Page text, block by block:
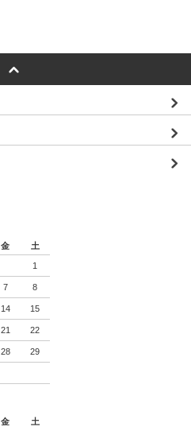
金 土
1
7 8
14 15
21 22
28 29
金 土